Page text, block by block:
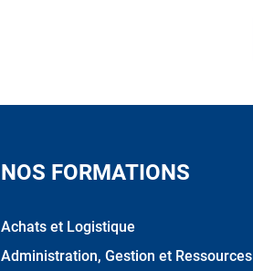
NOS FORMATIONS
Achats et Logistique
Administration, Gestion et Ressources